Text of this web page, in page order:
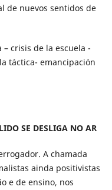
de nuevos sentidos de
crisis de la escuela -
táctica- emancipación
SE DESLIGA NO AR
A chamada
ainda positivistas
e de ensino, nos